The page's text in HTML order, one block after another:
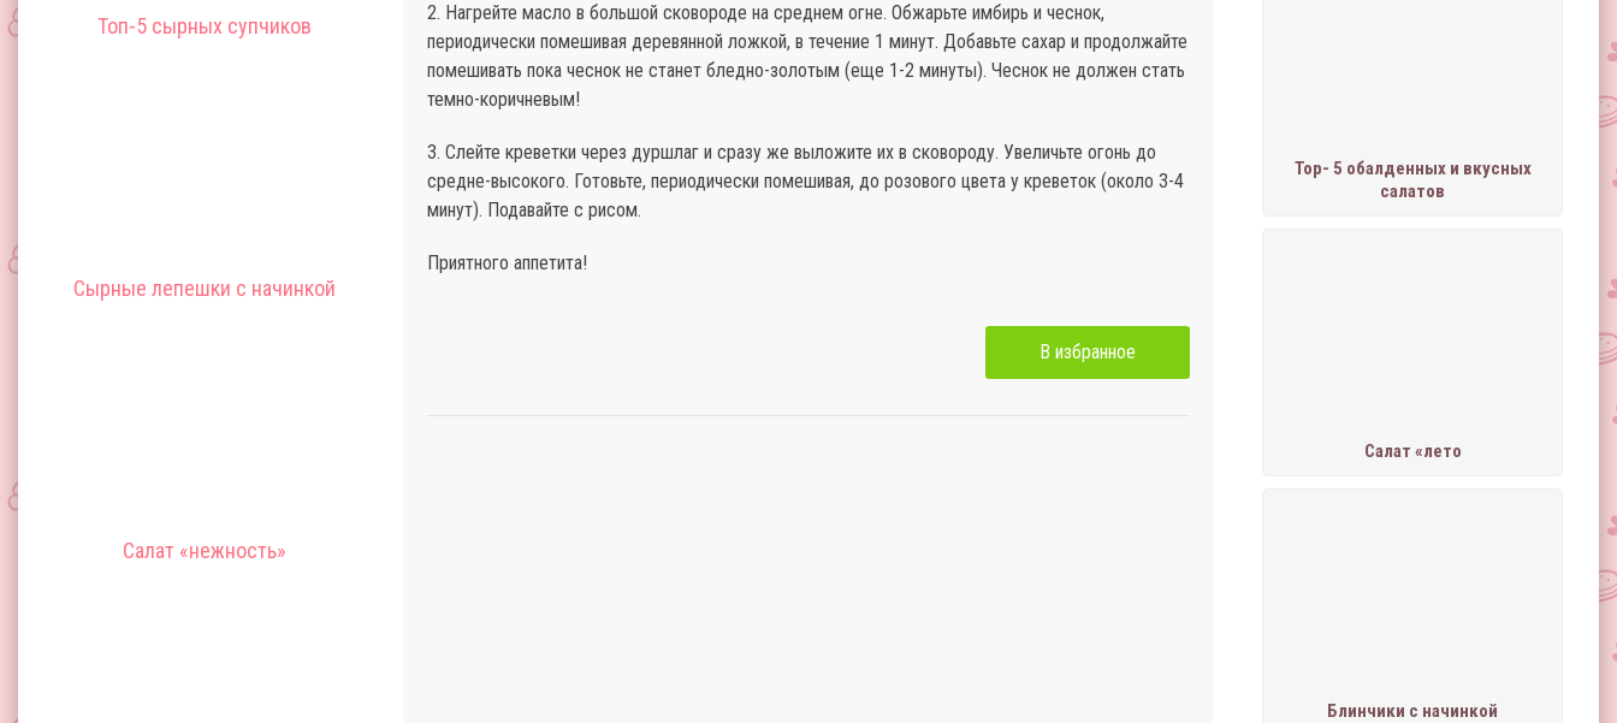
Топ-5 сырных супчиков
Сырные лепешки с начинкой
Салат «нежность»
Тор- 5 обалденных и вкусных
салатов
Салат «лето
Блинчики с начинкой
2. Нагрейте масло в большой сковороде на среднем огне. Обжарьте имбирь и чеснок,
периодически помешивая деревянной ложкой, в течение 1 минут. Добавьте сахар и продолжайте
помешивать пока чеснок не станет бледно-золотым (еще 1-2 минуты). Чеснок не должен стать
темно-коричневым!
3. Слейте креветки через дуршлаг и сразу же выложите их в сковороду. Увеличьте огонь до
средне-высокого. Готовьте, периодически помешивая, до розового цвета у креветок (около 3-4
минут). Подавайте с рисом.
Приятного аппетита!
В избранное